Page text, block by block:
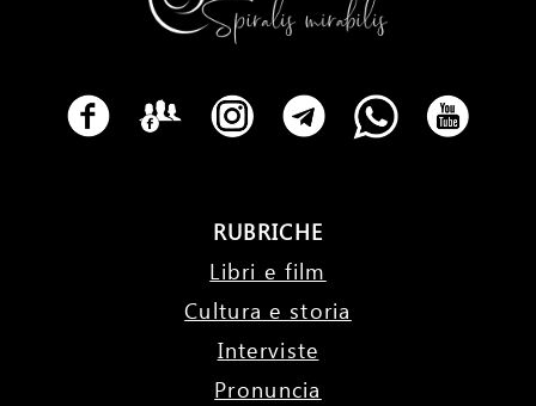
RUBRICHE
Libri e film
Cultura e storia
Interviste
Pronuncia